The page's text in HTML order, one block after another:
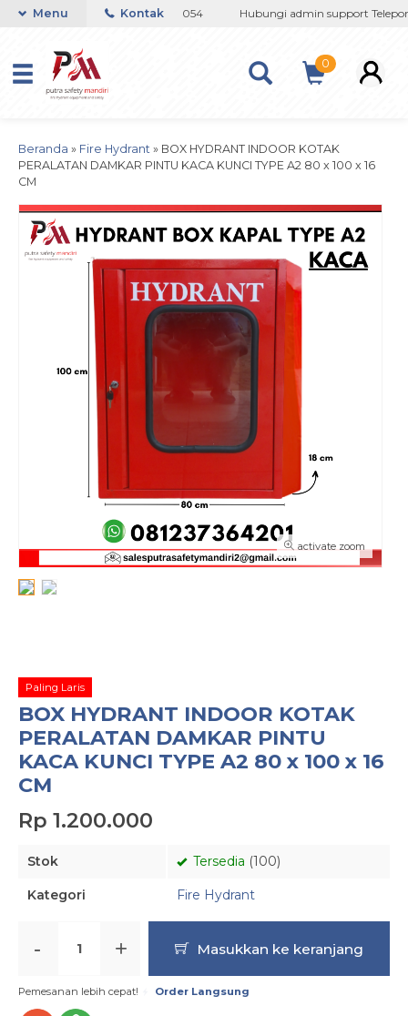
/ 081237364201 / 081290691054 Hubungi admin support Telepon
Menu Kontak
0
Beranda » Fire Hydrant » BOX HYDRANT INDOOR KOTAK
PERALATAN DAMKAR PINTU KACA KUNCI TYPE A2 80 x 100 x 16
CM
activate zoom
Paling Laris
BOX HYDRANT INDOOR KOTAK
PERALATAN DAMKAR PINTU
KACA KUNCI TYPE A2 80 x 100 x 16
CM
Rp 1.200.000
Stok Tersedia (100)
Kategori Fire Hydrant
- + Masukkan ke keranjang
Pemesanan lebih cepat! Order Langsung